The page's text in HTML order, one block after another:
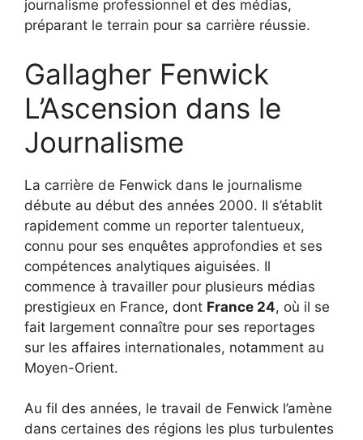
journalisme professionnel et des médias,
préparant le terrain pour sa carrière réussie.
Gallagher Fenwick
L’Ascension dans le
Journalisme
La carrière de Fenwick dans le journalisme
débute au début des années 2000. Il s’établit
rapidement comme un reporter talentueux,
connu pour ses enquêtes approfondies et ses
compétences analytiques aiguisées. Il
commence à travailler pour plusieurs médias
prestigieux en France, dont France 24, où il se
fait largement connaître pour ses reportages
sur les affaires internationales, notamment au
Moyen-Orient.
Au fil des années, le travail de Fenwick l’amène
dans certaines des régions les plus turbulentes